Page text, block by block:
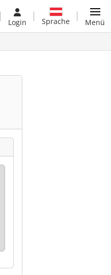
Login Sprache Menü